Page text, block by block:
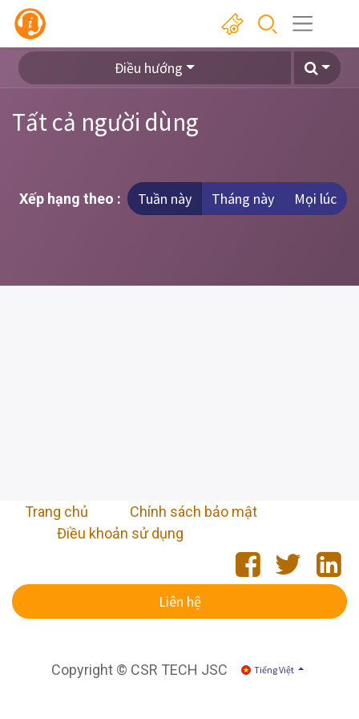
Điều hướng
Tất cả người dùng
Xếp hạng theo : Tuần này Tháng này Mọi lúc
Trang chủ
Chính sách bảo mật
Điều khoản sử dụng
Liên hệ
Copyright © CSR TECH JSC Tiếng Việt